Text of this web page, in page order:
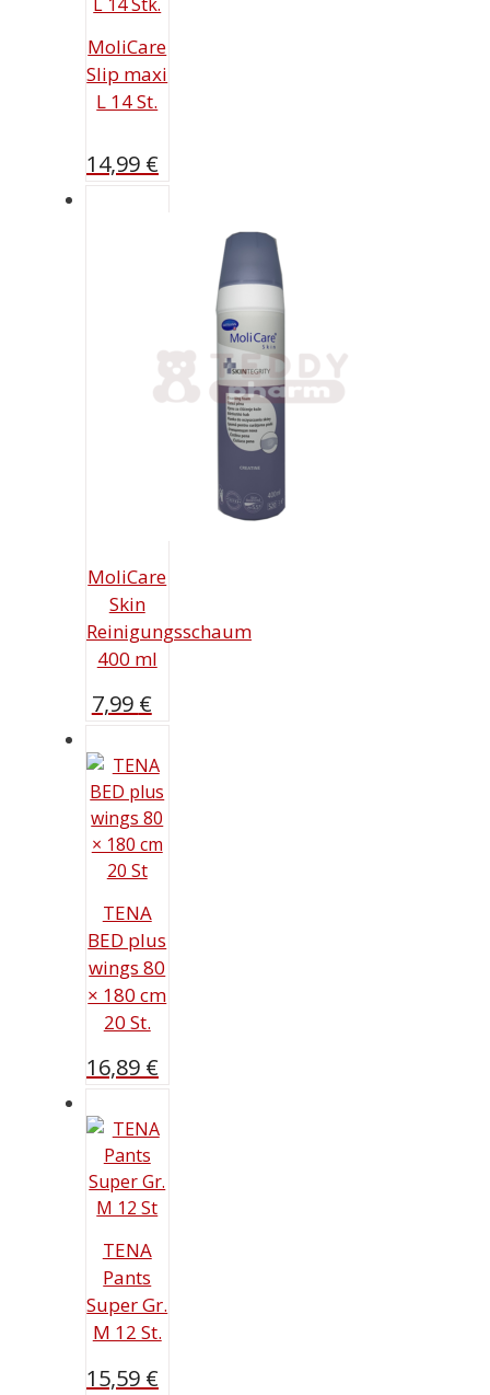
MoliCare
Slip maxi
L 14 St.
14,99 €
MoliCare
Skin
Reinigungsschaum
400 ml
7,99 €
TENA
BED plus
wings 80
× 180 cm
20 St.
16,89 €
TENA
Pants
Super Gr.
M 12 St.
15,59 €